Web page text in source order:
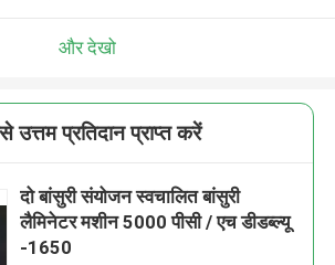
और देखो
उत्तम प्रतिदान प्राप्त करें
दो बांसुरी संयोजन स्वचालित बांसुरी
लैमिनेटर मशीन 5000 पीसी / एच डीडब्ल्यू
-1650